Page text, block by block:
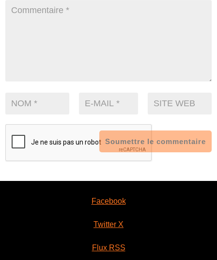
Soumettre le commentaire
Facebook
Twitter X
Flux RSS